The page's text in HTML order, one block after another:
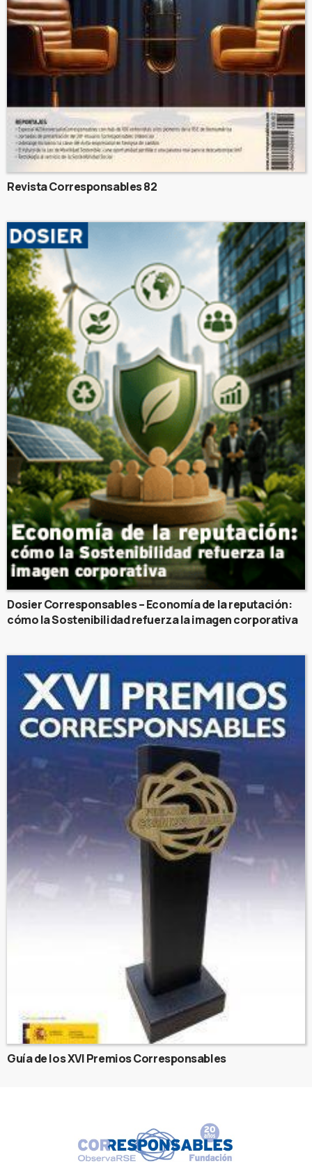
Revista Corresponsables 82
Dosier Corresponsables – Economía de la reputación:
cómo la Sostenibilidad refuerza la imagen corporativa
Guía de los XVI Premios Corresponsables